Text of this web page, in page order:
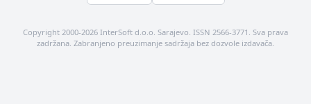
Copyright 2000-2026 InterSoft d.o.o. Sarajevo. ISSN 2566-3771. Sva prava
zadržana. Zabranjeno preuzimanje sadržaja bez dozvole izdavača.